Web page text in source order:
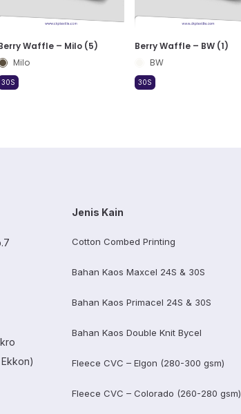
Waffle – Milo (5)
Milo
30S
Berry Waffle – BW (1)
BW
30S
Jenis Kain
Cotton Combed Printing
Bahan Kaos Maxcel 24S & 30S
Bahan Kaos Primacel 24S & 30S
Bahan Kaos Double Knit Bycel
Fleece CVC – Elgon (280-300 gsm)
Fleece CVC – Colorado (260-280 gsm)